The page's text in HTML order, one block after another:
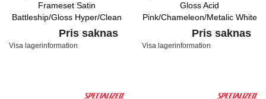
Frameset Satin
Battleship/Gloss Hyper/Clean
Pris saknas
Visa lagerinformation
Gloss Acid
Pink/Chameleon/Metalic White
Silver/Clean
Pris saknas
Visa lagerinformation